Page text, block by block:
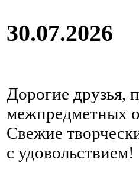
30.07.2026
Дорогие друзья,
межпредметных
Свежие
с удовольствием!